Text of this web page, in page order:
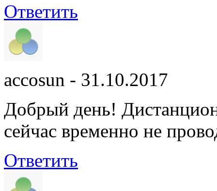
Ответить
accosun - 31.10.2017
Добрый день!
сейчас временно не
Ответить